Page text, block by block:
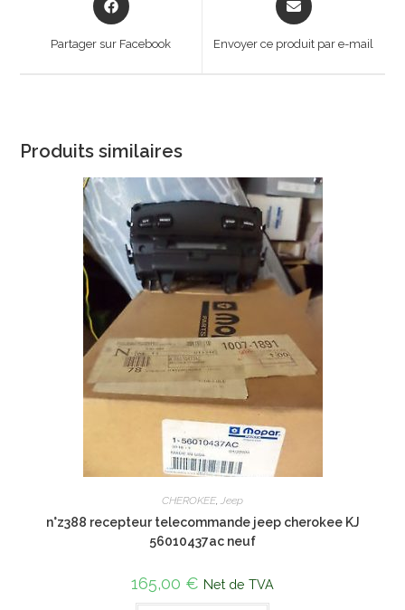
in
Partager sur Facebook
in
new
Envoyer ce produit par e-mail
Produits similaires
CHEROKEE Jeep
n°z388 recepteur telecommande jeep cherokee KJ
56010437ac neuf
165,00 € Net de TVA